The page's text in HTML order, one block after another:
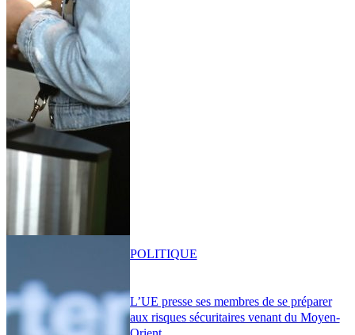
L’UE presse ses membres de se préparer
aux risques sécuritaires venant du Moyen-
POLITIQUE